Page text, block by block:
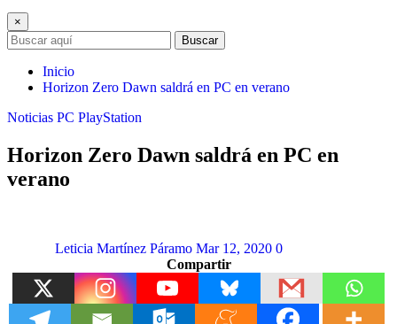
×
Buscar
Inicio
Horizon Zero Dawn saldrá en PC en verano
Noticias PC PlayStation
Horizon Zero Dawn saldrá en PC en
verano
Leticia Martínez Páramo Mar 12, 2020 0
Compartir